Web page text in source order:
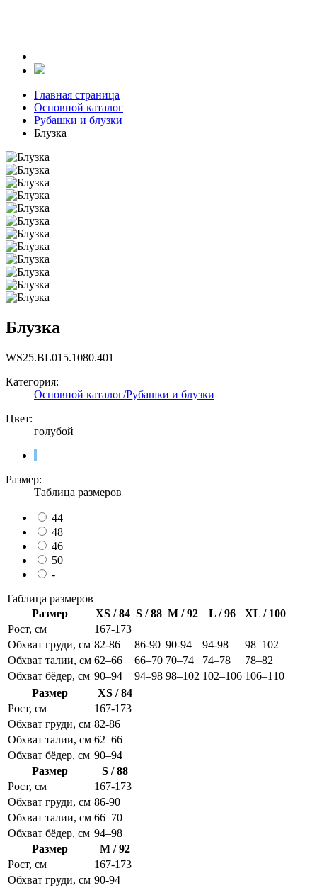
Главная страница
Основной каталог
Рубашки и блузки
Блузка
Блузка
WS25.BL015.1080.401
Категория:
Основной каталог/Рубашки и блузки
Цвет:
голубой
Размер:
Таблица размеров
44
48
46
50
-
Таблица размеров
Размер
XS / 84 S / 88 M / 92 L / 96
XL / 100
Рост, см
167-173
Обхват груди, см 82-86 86-90 90-94 94-98
98–102
Обхват талии, см 62–66 66–70 70–74 74–78
78–82
Обхват бёдер, см 90–94 94–98 98–102 102–106 106–110
Размер
XS / 84
Рост, см
167-173
Обхват груди, см 82-86
Обхват талии, см 62–66
Обхват бёдер, см 90–94
Размер
S / 88
Рост, см
167-173
Обхват груди, см 86-90
Обхват талии, см 66–70
Обхват бёдер, см 94–98
Размер
M / 92
Рост, см
167-173
Обхват груди, см 90-94